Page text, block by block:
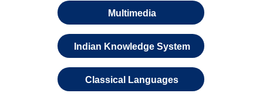
Multimedia
Indian Knowledge System
Classical Languages